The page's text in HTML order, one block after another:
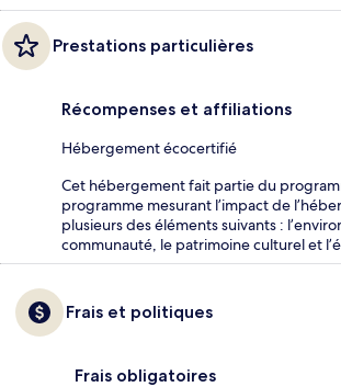
Prestations particulières
Récompenses et affiliations
Hébergement écocertifié
Cet hébergement fait partie du
programme mesurant l’impact de
plusieurs des éléments suivants :
communauté, le patrimoine culturel et
Frais et politiques
Frais obligatoires